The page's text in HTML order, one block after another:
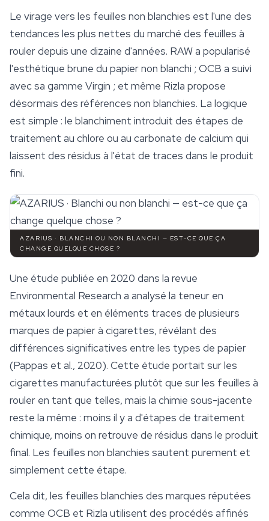
Le virage vers les feuilles non blanchies est l'une des
tendances les plus nettes du marché des feuilles à
rouler depuis une dizaine d'années. RAW a popularisé
l'esthétique brune du papier non blanchi ; OCB a suivi
avec sa gamme Virgin ; et même Rizla propose
désormais des références non blanchies. La logique
est simple : le blanchiment introduit des étapes de
traitement au chlore ou au carbonate de calcium qui
laissent des résidus à l'état de traces dans le produit
fini.
AZARIUS · BLANCHI OU NON BLANCHI — EST-CE QUE ÇA
CHANGE QUELQUE CHOSE ?
Une étude publiée en 2020 dans la revue
Environmental Research a analysé la teneur en
métaux lourds et en éléments traces de plusieurs
marques de papier à cigarettes, révélant des
différences significatives entre les types de papier
(Pappas et al., 2020). Cette étude portait sur les
cigarettes manufacturées plutôt que sur les feuilles à
rouler en tant que telles, mais la chimie sous-jacente
reste la même : moins il y a d'étapes de traitement
chimique, moins on retrouve de résidus dans le produit
final. Les feuilles non blanchies sautent purement et
simplement cette étape.
Cela dit, les feuilles blanchies des marques réputées
comme OCB et Rizla utilisent des procédés affinés